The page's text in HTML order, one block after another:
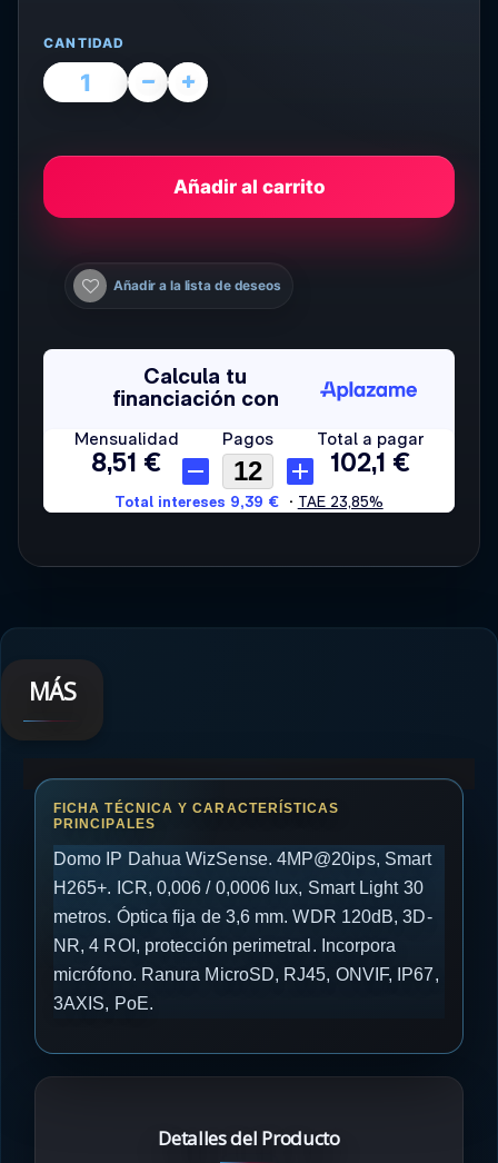
CANTIDAD
Añadir al carrito
Añadir a la lista de deseos
MÁS
Domo IP Dahua WizSense. 4MP@20ips, Smart
H265+. ICR, 0,006 / 0,0006 lux, Smart Light 30
metros. Óptica fija de 3,6 mm. WDR 120dB, 3D-
NR, 4 ROI, protección perimetral. Incorpora
micrófono. Ranura MicroSD, RJ45, ONVIF, IP67,
3AXIS, PoE.
Detalles del Producto